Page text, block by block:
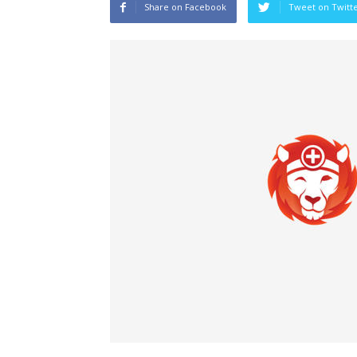
Share on Facebook Tweet on